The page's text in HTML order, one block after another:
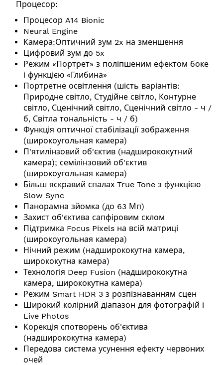
Процесор:
Процесор A14 Bionic
Neural Engine
Камера:Оптичний зум 2x на зменшення
Цифровий зум до 5x
Режим «Портрет» з поліпшеним ефектом боке
і функцією «Глибина»
Портретне освітлення (шість варіантів:
Природне світло, Студійне світло, Контурне
світло, Сценічний світло, Сценічний світло - ч /
б, Світла тональність - ч / б)
Функція оптичної стабілізації зображення
(широкоугольная камера)
П'ятилінзовий об'єктив (надширококутний
камера); семілінзовий об'єктив
(широкоугольная камера)
Більш яскравий спалах True Tone з функцією
Slow Sync
Панорамна зйомка (до 63 Мп)
Захист об'єктива сапфіровим склом
Підтримка Focus Pixels на всій матриці
(широкоугольная камера)
Нічний режим (надширококутна камера,
ширококутна камера)
Технологія Deep Fusion (надширококутна
камера, ширококутна камера)
Режим Smart HDR 3 з розпізнаванням сцен
Широкий колірний діапазон для фотографій і
Live Photos
Корекція спотворень об'єктива
(надширококутна камера)
Передова система усунення ефекту червоних
очей